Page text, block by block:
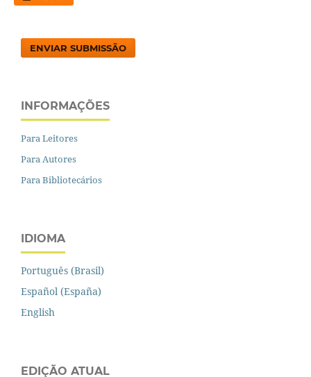
ENVIAR SUBMISSÃO
INFORMAÇÕES
Para Leitores
Para Autores
Para Bibliotecários
IDIOMA
Português (Brasil)
Español (España)
English
EDIÇÃO ATUAL